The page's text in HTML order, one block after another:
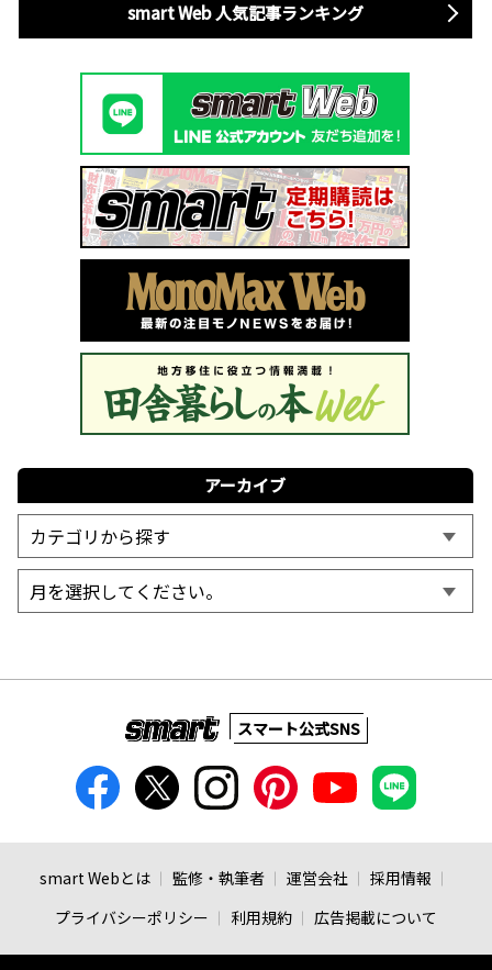
smart Web 人気記事ランキング
アーカイブ
スマート公式SNS
smart Webとは 監修・執筆者 運営会社
採用情報
プライバシーポリシー
利用規約 広告掲載について